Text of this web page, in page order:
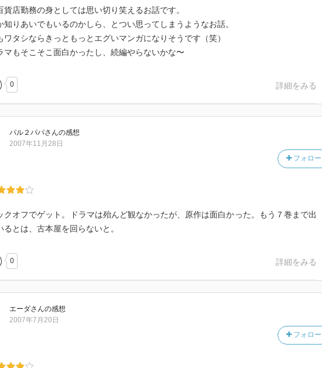
貨店勤務の身としては思い切り笑えるお話です。
知りあいでもいるのかしら、とつい思ってしまうようなお話。
ワタシならきっともっとエグいマンガになりそうです（笑）
マもそこそこ面白かったし、続編やらないかな〜
0 詳細をみる
パル２パパさんの感想
フォロー
2007年11月28日
クオフでゲット。ドラマは殆んど観なかったが、原作は面白かった。もう７巻まで出
るとは、古本屋を回らないと。
0 詳細をみる
エーダさんの感想
フォロー
2007年7月20日